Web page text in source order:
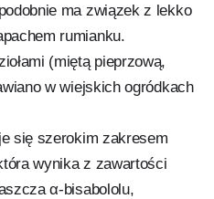
ma związek z lekko
rumianku.
(miętą pieprzową,
w wiejskich ogródkach
się szerokim zakresem
wynika z zawartości
α-bisabololu,